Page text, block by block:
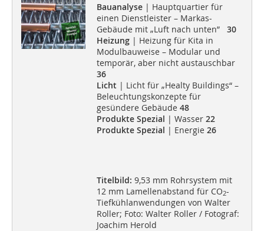
Bauanalyse| Hauptquartier für
einen Dienstleister – Markas-
Gebäude mit „Luft nach unten” 30
Heizung| Heizung für Kita in
Modulbauweise – Modular und
temporär, aber nicht austauschbar
36
Licht | Licht für „Healty Buildings“ –
Beleuchtungskonzepte für
gesündere Gebäude 48
Produkte Spezial | Wasser 22
Produkte Spezial | Energie 26
Titelbild: 9,53 mm Rohrsystem mit
12 mm Lamellenabstand für CO2-
Tiefkühlanwendungen von Walter
Roller; Foto: Walter Roller / Fotograf:
Joachim Herold